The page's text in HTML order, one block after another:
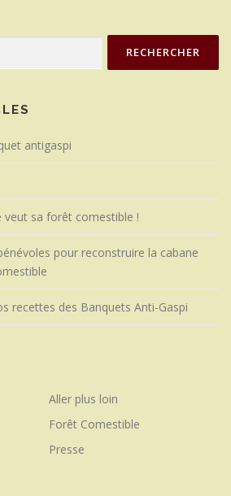
antigaspi
sa forêt comestible !
pour reconstruire la cabane
recettes des Banquets Anti-Gaspi
Aller plus loin
Forêt Comestible
Presse